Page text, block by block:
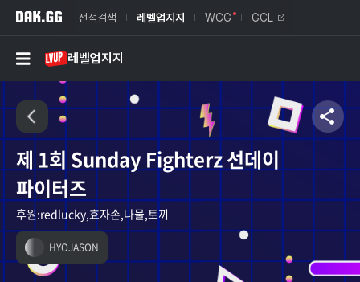
전적검색 레벨업지지 WCG GCL
레벨업지지
제 1회 Sunday Fighterz 선데이
파이터즈
후원:redlucky,효자손,나물,토끼
HYOJASON